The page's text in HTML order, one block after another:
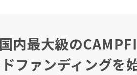
国内最大級の
ファンディングを